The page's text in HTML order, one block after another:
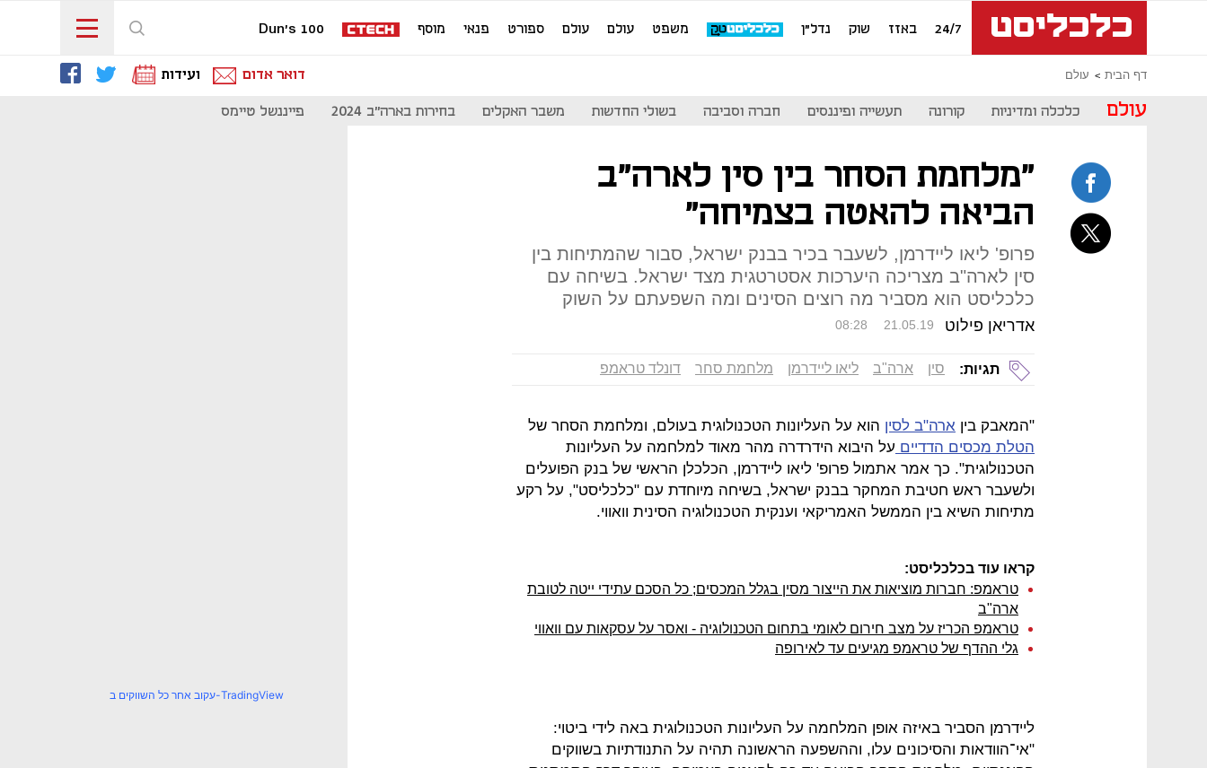
24/7 באזז שוק נדל"ן משפט עולם עולם ספורט פנאי מוסף Dun's 100
דף הבית עולם דואר אדום ועידות
עולם כלכלה ומדיניות קורונה תעשייה ופיננסים חברה וסביבה בשולי החדשות משבר האקלים בחירות בארה"ב 2024 פייננשל טיימס
"מלחמת הסחר בין סין לארה"ב
הביאה להאטה בצמיחה"
פרופ' ליאו ליידרמן, לשעבר בכיר בבנק ישראל, סבור שהמתיחות בין
סין לארה"ב מצריכה היערכות אסטרטגית מצד ישראל. בשיחה עם
כלכליסט הוא מסביר מה רוצים הסינים ומה השפעתם על השוק
אדריאן פילוט 08:28 21.05.19
תגיות: סין ארה"ב ליאו ליידרמן מלחמת סחר דונלד טראמפ
"המאבק בין ארה"ב לסין הוא על העליונות הטכנולוגית בעולם, ומלחמת הסחר של
הטלת מכסים הדדיים על היבוא הידרדרה מהר מאוד למלחמה על העליונות
הטכנולוגית". כך אמר אתמול פרופ' ליאו ליידרמן, הכלכלן הראשי של בנק הפועלים
ולשעבר ראש חטיבת המחקר בבנק ישראל, בשיחה מיוחדת עם "כלכליסט", על רקע
מתיחות השיא בין הממשל האמריקאי וענקית הטכנולוגיה הסינית וואווי.
קראו עוד בכלכליסט:
טראמפ: חברות מוציאות את הייצור מסין בגלל המכסים; כל הסכם עתידי ייטה לטובת
ארה"ב
טראמפ הכריז על מצב חירום לאומי בתחום הטכנולוגיה - ואסר על עסקאות עם וואווי
גלי ההדף של טראמפ מגיעים עד לאירופה
ליידרמן הסביר באיזה אופן המלחמה על העליונות הטכנולוגית באה לידי ביטוי:
"אי־הוודאות והסיכונים עלו, וההשפעה הראשונה תהיה על התנודתיות בשווקים
עקוב אחר כל השווקים ב-TradingView